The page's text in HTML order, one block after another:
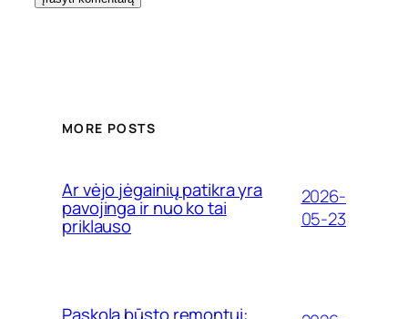
MORE POSTS
Ar vėjo jėgainių patikra yra
pavojinga ir nuo ko tai
priklauso
2026-
05-23